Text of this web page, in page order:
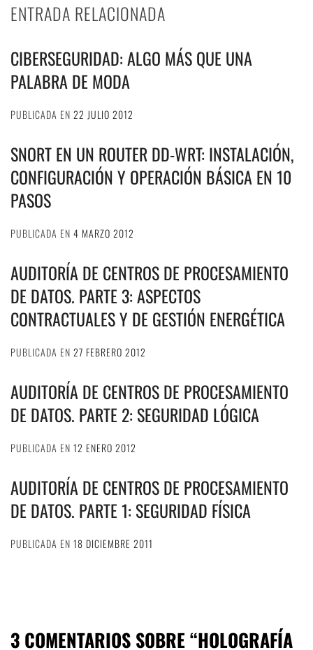
ENTRADA RELACIONADA
CIBERSEGURIDAD: ALGO MÁS QUE UNA
PALABRA DE MODA
PUBLICADA EN 22 JULIO 2012
SNORT EN UN ROUTER DD-WRT: INSTALACIÓN,
CONFIGURACIÓN Y OPERACIÓN BÁSICA EN 10
PASOS
PUBLICADA EN 4 MARZO 2012
AUDITORÍA DE CENTROS DE PROCESAMIENTO
DE DATOS. PARTE 3: ASPECTOS
CONTRACTUALES Y DE GESTIÓN ENERGÉTICA
PUBLICADA EN 27 FEBRERO 2012
AUDITORÍA DE CENTROS DE PROCESAMIENTO
DE DATOS. PARTE 2: SEGURIDAD LÓGICA
PUBLICADA EN 12 ENERO 2012
AUDITORÍA DE CENTROS DE PROCESAMIENTO
DE DATOS. PARTE 1: SEGURIDAD FÍSICA
PUBLICADA EN 18 DICIEMBRE 2011
3 COMENTARIOS SOBRE “HOLOGRAFÍA